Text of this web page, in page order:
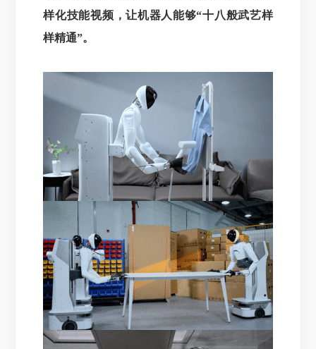
样化技能视频，让机器人能够“十八般武艺样
样精通”。